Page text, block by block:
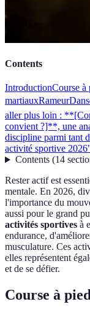
Contents
IntroductionCourse à
martiauxRameur
aller plus loin :
convient ?]**, une
discipline parmi tant
activité sportive
Contents(14
Rester actif est
mentale. En 2026,
l'importance du
aussi pour le grand
activités sportives à
endurance,
musculature. Ces
elles représentent
et de se défier.
Course à